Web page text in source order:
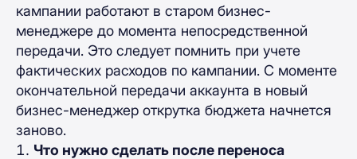
кампании работают в старом бизнес-
менеджере до момента непосредственной
передачи. Это следует помнить при учете
фактических расходов по кампании. С моменте
окончательной передачи аккаунта в новый
бизнес-менеджер открутка бюджета начнется
заново.
Что нужно сделать после переноса